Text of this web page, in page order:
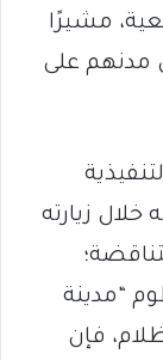
مشيرًا
مدنهم على
خلال زيارته
“مدينة
فإن